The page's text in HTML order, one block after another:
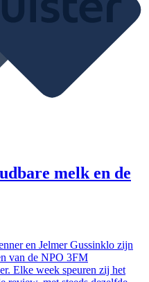
melk en de
en Jelmer Gussinklo zijn
van de NPO 3FM
Elke week speuren zij het